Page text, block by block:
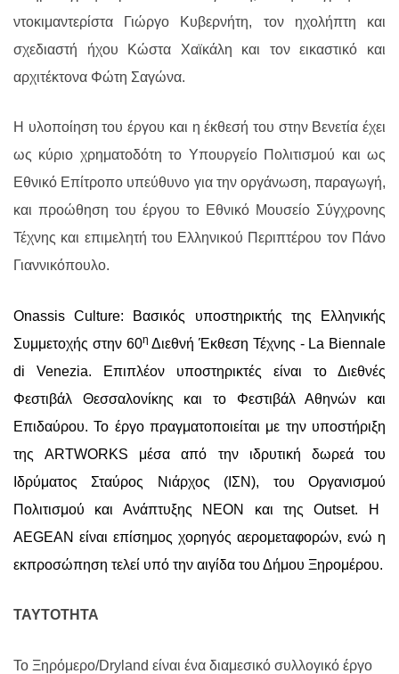
ντοκιμαντερίστα Γιώργο Κυβερνήτη, τον ηχολήπτη και
σχεδιαστή ήχου Κώστα Χαϊκάλη και τον εικαστικό και
αρχιτέκτονα Φώτη Σαγώνα.
Η υλοποίηση του έργου και η έκθεσή του στην Βενετία έχει
ως κύριο χρηματοδότη το Υπουργείο Πολιτισμού και ως
Εθνικό Επίτροπο υπεύθυνο για την οργάνωση, παραγωγή,
και προώθηση του έργου το Εθνικό Μουσείο Σύγχρονης
Τέχνης και επιμελητή του Ελληνικού Περιπτέρου τον Πάνο
Γιαννικόπουλο.
Onassis Culture: Βασικός υποστηρικτής της Ελληνικής
Συμμετοχής στην 60η Διεθνή Έκθεση Τέχνης ‐ La Biennale
di Venezia.
Επιπλέον υποστηρικτές είναι το Διεθνές
Φεστιβάλ Θεσσαλονίκης και το Φεστιβάλ Αθηνών και
Επιδαύρου. Το έργο πραγματοποιείται με την υποστήριξη
της ARTWORKS μέσα από την ιδρυτική δωρεά του
Ιδρύματος Σταύρος Νιάρχος (ΙΣΝ), του
Οργανισμού
Πολιτισμού και Ανάπτυξης ΝΕΟΝ
και τηςOutset. Η
AEGEAN είναι επίσημος χορηγός αερομεταφορών, ενώ η
εκπροσώπηση τελεί υπό την αιγίδα του Δήμου Ξηρομέρου.
ΤΑΥΤΟΤΗΤΑ
Το Ξηρόμερο/Dryland είναι ένα διαμεσικό συλλογικό έργο